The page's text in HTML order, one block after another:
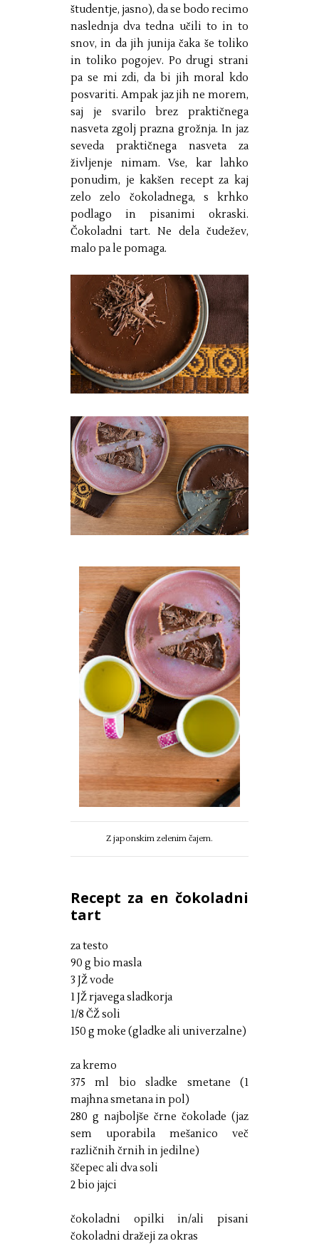
študentje, jasno), da se bodo recimo
naslednja dva tedna učili to in to
snov, in da jih junija čaka še toliko
in toliko pogojev. Po drugi strani
pa se mi zdi, da bi jih moral kdo
posvariti. Ampak jaz jih ne morem,
saj je svarilo brez praktičnega
nasveta zgolj prazna grožnja. In jaz
seveda praktičnega nasveta za
življenje nimam. Vse, kar lahko
ponudim, je kakšen recept za kaj
zelo zelo čokoladnega, s krhko
podlago in pisanimi okraski.
Čokoladni tart. Ne dela čudežev,
malo pa le pomaga.
Z japonskim zelenim čajem.
Recept za en čokoladni
tart
za testo
90 g bio masla
3 JŽ vode
1 JŽ rjavega sladkorja
1/8 ČŽ soli
150 g moke (gladke ali univerzalne)
za kremo
375 ml bio sladke smetane (1
majhna smetana in pol)
280 g najboljše črne čokolade (jaz
sem uporabila mešanico več
različnih črnih in jedilne)
ščepec ali dva soli
2 bio jajci
čokoladni opilki in/ali pisani
čokoladni dražeji za okras